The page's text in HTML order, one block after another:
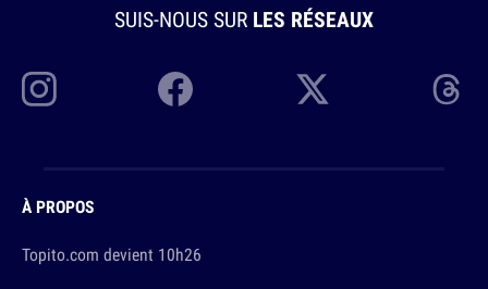
SUIS-NOUS SUR LES RÉSEAUX
À PROPOS
Topito.com devient 10h26